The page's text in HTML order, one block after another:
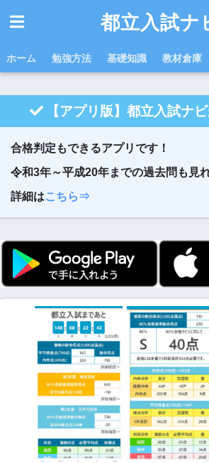
都立入試ナ
ホーム 勉強方法 基礎知識 教材倉庫
【アプリ版】都立入試ナ
合格判定もできるアプリです！
令和3年～平成20年までの過去問も見
詳細はこちら⇒